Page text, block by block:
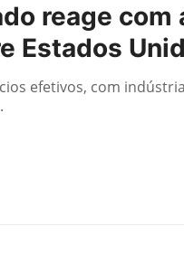
reage
Estados
efetivos, com